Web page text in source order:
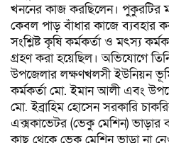
খননের কাজ করছিলেন। পুকুরটির
কেবল পাড় বাঁধার কাজে ব্যবহার
সংশ্লিষ্ট কৃষি কর্মকর্তা ও মৎস্য
গ্রহণ করা হয়েছিল।​ অভিযোগে
উপজেলার লক্ষণখলসী ইউনিয়ন
কর্মকর্তা মো. ইমান আলী এবং
মো. ইব্রাহিম হোসেন সরকারি
এক্সকাভেটর (ভেকু মেশিন) ভাড়ার